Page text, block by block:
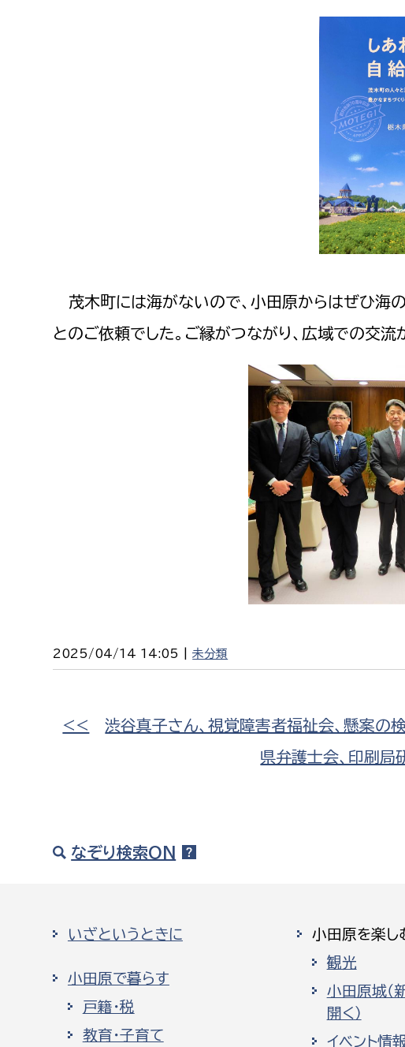
茂木町には海がないので、小田原からはぜひ海
とのご依頼でした。ご縁がつながり、広域での交流
2025/04/14 14:05 |未分類
<< 渋谷真子さん、視覚障害者福祉会、懸案の
県弁護士会、印刷
なぞり検索ON
いざというときに
小田原で暮らす
戸籍・税
教育・子育て
小田原を楽し
観光
小田原城（
開く）
イベント情